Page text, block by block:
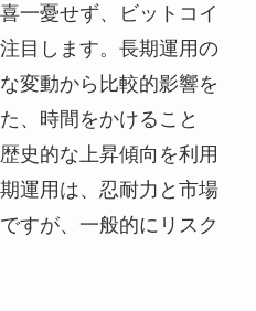
一憂せず、ビットコイ
目します。長期運用の
変動から比較的影響を
、時間をかけること
史的な上昇傾向を利用
運用は、忍耐力と市場
すが、一般的にリスク